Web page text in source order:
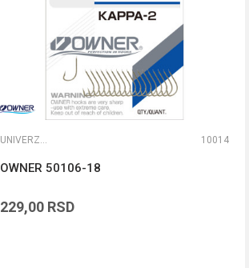
UNIVERZALNE UDICE 10014
OWNER 50106-18
229,00 RSD